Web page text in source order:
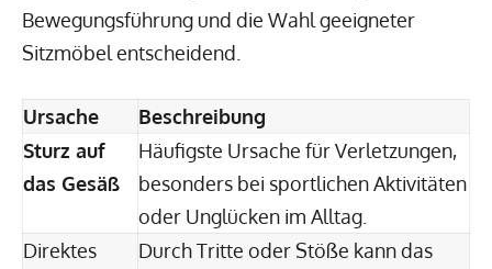
Bewegungsführung und die Wahl geeigneter
Sitzmöbel entscheidend.
Ursache
Beschreibung
Sturz auf
das Gesäß
Häufigste Ursache für Verletzungen,
besonders bei sportlichen Aktivitäten
oder Unglücken im Alltag.
Direktes
Durch Tritte oder Stöße kann das